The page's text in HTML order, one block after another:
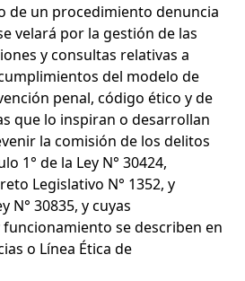
de un procedimiento denuncia
velará por la gestión de las
y consultas relativas a
del modelo de
penal, código ético y de
que lo inspiran o desarrollan
la comisión de los delitos
1° de la Ley N° 30424,
Legislativo N° 1352, y
N° 30835, y cuyas
se describen en
o Línea Ética de